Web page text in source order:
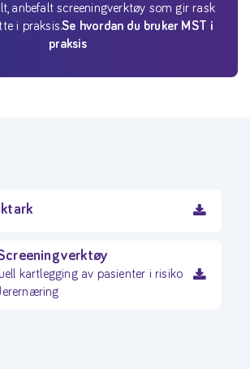
anbefalt screeningverktøy som gir rask
i praksis.Se hvordan du bruker MST i
praksis
kartlegging av pasienter i risiko